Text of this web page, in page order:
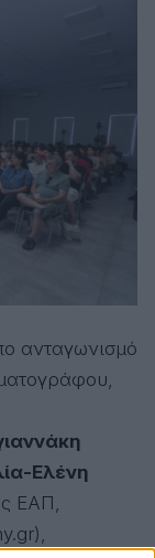
ανταγωνισμό
Ελένη
ΕΑΠ,